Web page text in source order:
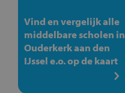
Vind en vergelijk alle
middelbare scholen in
Ouderkerk aan den
IJssel e.o. op de kaart